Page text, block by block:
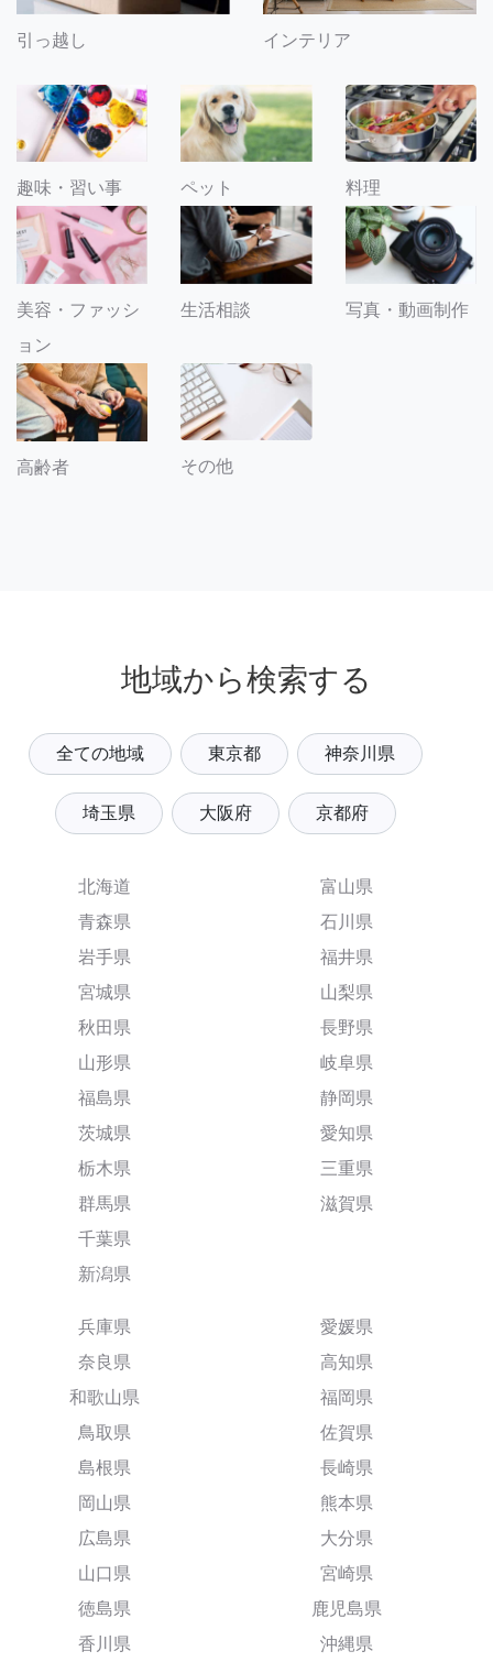
引っ越し インテリア
趣味・習い事 ペット 料理
美容・ファッシ
ョン
生活相談 写真・動画制作
高齢者 その他
地域から検索する
全ての地域 東京都 神奈川県
埼玉県 大阪府 京都府
北海道
青森県
岩手県
宮城県
秋田県
山形県
福島県
茨城県
栃木県
群馬県
千葉県
新潟県
富山県
石川県
福井県
山梨県
長野県
岐阜県
静岡県
愛知県
三重県
滋賀県
兵庫県
奈良県
和歌山県
鳥取県
島根県
岡山県
広島県
山口県
徳島県
香川県
愛媛県
高知県
福岡県
佐賀県
長崎県
熊本県
大分県
宮崎県
鹿児島県
沖縄県